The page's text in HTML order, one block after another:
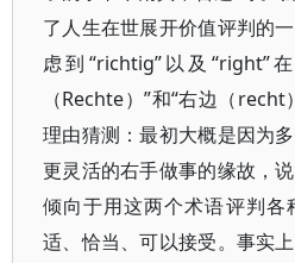
了人生在世展开价值评判的
虑到“richtig”以及“right”
（Rechte）”和“右边（
理由猜测：最初大概是因为
更灵活的右手做事的缘故，
倾向于用这两个术语评判各
适、恰当、可以接受。事实